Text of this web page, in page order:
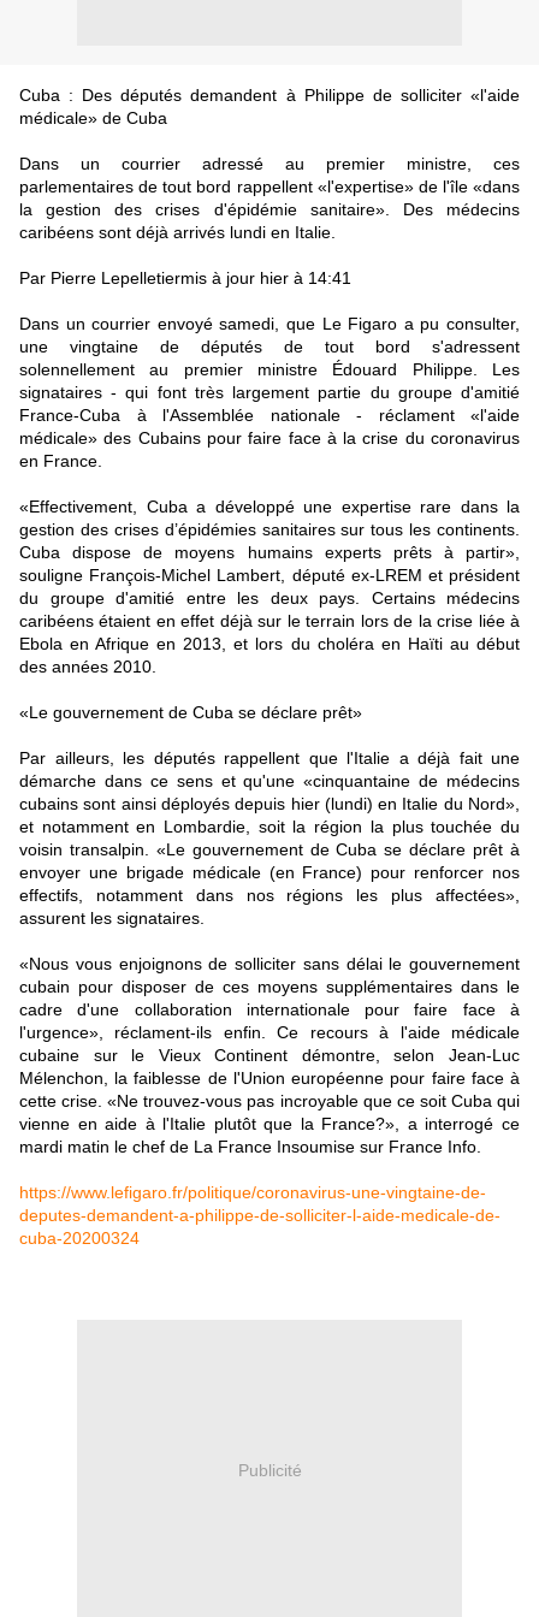
Cuba : Des députés demandent à Philippe de solliciter «l'aide
médicale» de Cuba
Dans un courrier adressé au premier ministre, ces
parlementaires de tout bord rappellent «l'expertise» de l'île «dans
la gestion des crises d'épidémie sanitaire». Des médecins
caribéens sont déjà arrivés lundi en Italie.
Par Pierre Lepelletiermis à jour hier à 14:41
Dans un courrier envoyé samedi, que Le Figaro a pu consulter,
une vingtaine de députés de tout bord s'adressent
solennellement au premier ministre Édouard Philippe. Les
signataires - qui font très largement partie du groupe d'amitié
France-Cuba à l'Assemblée nationale - réclament «l'aide
médicale» des Cubains pour faire face à la crise du coronavirus
en France.
«Effectivement, Cuba a développé une expertise rare dans la
gestion des crises d’épidémies sanitaires sur tous les continents.
Cuba dispose de moyens humains experts prêts à partir»,
souligne François-Michel Lambert, député ex-LREM et président
du groupe d'amitié entre les deux pays. Certains médecins
caribéens étaient en effet déjà sur le terrain lors de la crise liée à
Ebola en Afrique en 2013, et lors du choléra en Haïti au début
des années 2010.
«Le gouvernement de Cuba se déclare prêt»
Par ailleurs, les députés rappellent que l'Italie a déjà fait une
démarche dans ce sens et qu'une «cinquantaine de médecins
cubains sont ainsi déployés depuis hier (lundi) en Italie du Nord»,
et notamment en Lombardie, soit la région la plus touchée du
voisin transalpin. «Le gouvernement de Cuba se déclare prêt à
envoyer une brigade médicale (en France) pour renforcer nos
effectifs, notamment dans nos régions les plus affectées»,
assurent les signataires.
«Nous vous enjoignons de solliciter sans délai le gouvernement
cubain pour disposer de ces moyens supplémentaires dans le
cadre d'une collaboration internationale pour faire face à
l'urgence», réclament-ils enfin. Ce recours à l'aide médicale
cubaine sur le Vieux Continent démontre, selon Jean-Luc
Mélenchon, la faiblesse de l'Union européenne pour faire face à
cette crise. «Ne trouvez-vous pas incroyable que ce soit Cuba qui
vienne en aide à l'Italie plutôt que la France?», a interrogé ce
mardi matin le chef de La France Insoumise sur France Info.
https://www.lefigaro.fr/politique/coronavirus-une-vingtaine-de-
deputes-demandent-a-philippe-de-solliciter-l-aide-medicale-de-
cuba-20200324
Publicité